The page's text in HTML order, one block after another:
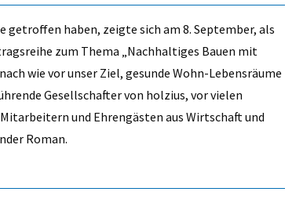
getroffen haben, zeigte sich am 8. September, als
zum Thema „Nachhaltiges Bauen mit
wie vor unser Ziel, gesunde Wohn-Lebens­räume
Gesellschafter von holzius, vor vielen
und Ehrengästen aus Wirtschaft und
Roman.